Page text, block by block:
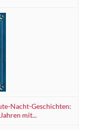
Nacht-Geschichten:
mit...